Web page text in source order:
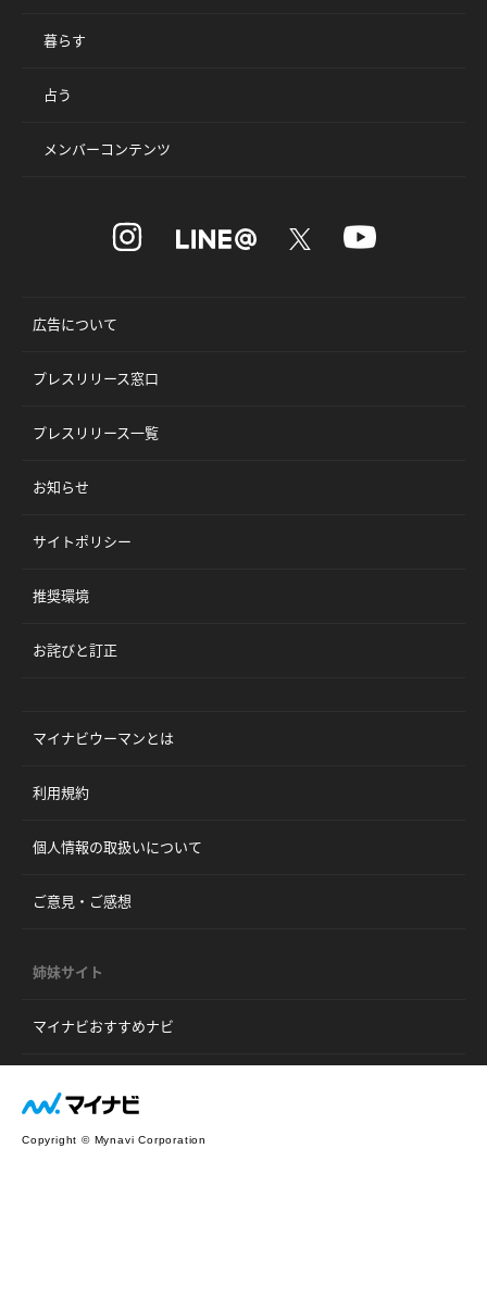
暮らす
占う
メンバーコンテンツ
広告について
プレスリリース窓口
プレスリリース一覧
お知らせ
サイトポリシー
推奨環境
お詫びと訂正
マイナビウーマンとは
利用規約
個人情報の取扱いについて
ご意見・ご感想
姉妹サイト
マイナビおすすめナビ
Copyright © Mynavi Corporation